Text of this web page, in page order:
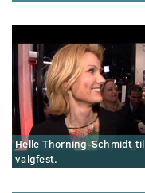
Helle Thorning-Schmidt til
valgfest.